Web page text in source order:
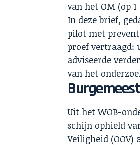
van het OM (op
In deze brief,
pilot met
proef vertraagd:
adviseerde
van het
Uit het WOB-
schijn ophield
Veiligheid